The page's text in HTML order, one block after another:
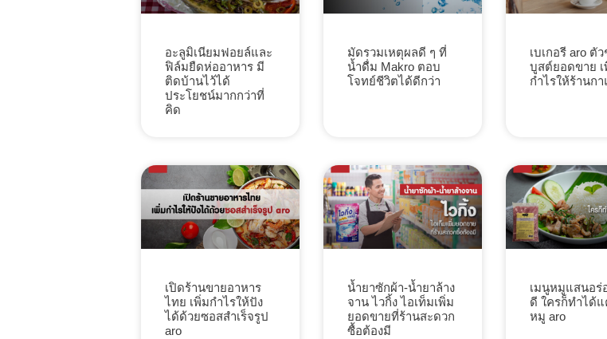
อะลูมิเนียมฟอยล์และ
ฟิล์มยืดห่ออาหาร มี
ติดบ้านไว้ได้
ประโยชน์มากกว่าที่
คิด
มัดรวมเหตุผลดี ๆ ที่
น้ำดื่ม Makro ตอบ
โจทย์ชีวิตได้ดีกว่า
เบเกอรี aro ตั
บูสต์ยอดขาย เ
กำไรให้ร้านก
เปิดร้านขายอาหาร
ไทย เพิ่มกำไรให้ปัง
ได้ด้วยซอสสำเร็จรูป
aro
น้ำยาซักผ้า-น้ำยาล้าง
จาน ไวกิ้ง ไอเท็มเพิ่ม
ยอดขายที่ร้านสะดวก
ซื้อต้องมี
เมนูหมูแสนอร่
ดี ใครก็ทำได้แ
หมู aro